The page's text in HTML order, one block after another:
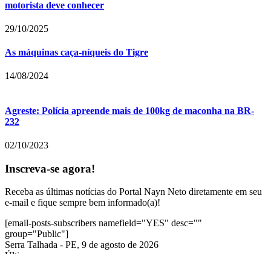
motorista deve conhecer
29/10/2025
As máquinas caça-níqueis do Tigre
14/08/2024
Agreste: Polícia apreende mais de 100kg de maconha na BR-
232
02/10/2023
Inscreva-se agora!
Receba as últimas notícias do Portal Nayn Neto diretamente em seu
e-mail e fique sempre bem informado(a)!
[email-posts-subscribers namefield="YES" desc=""
group="Public"]
Serra Talhada - PE, 9 de agosto de 2026